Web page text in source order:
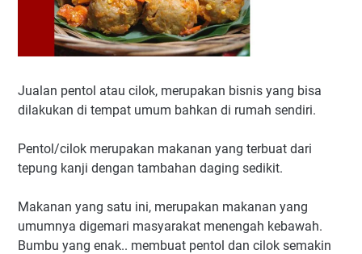
Jualan pentol atau cilok, merupakan bisnis yang bisa
dilakukan di tempat umum bahkan di rumah sendiri.
Pentol/cilok merupakan makanan yang terbuat dari
tepung kanji dengan tambahan daging sedikit.
Makanan yang satu ini, merupakan makanan yang
umumnya digemari masyarakat menengah kebawah.
Bumbu yang enak.. membuat pentol dan cilok semakin